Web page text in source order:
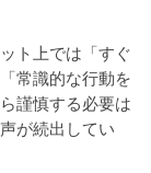
ト上では「すぐ
常識的な行動を
謹慎する必要は
が続出してい